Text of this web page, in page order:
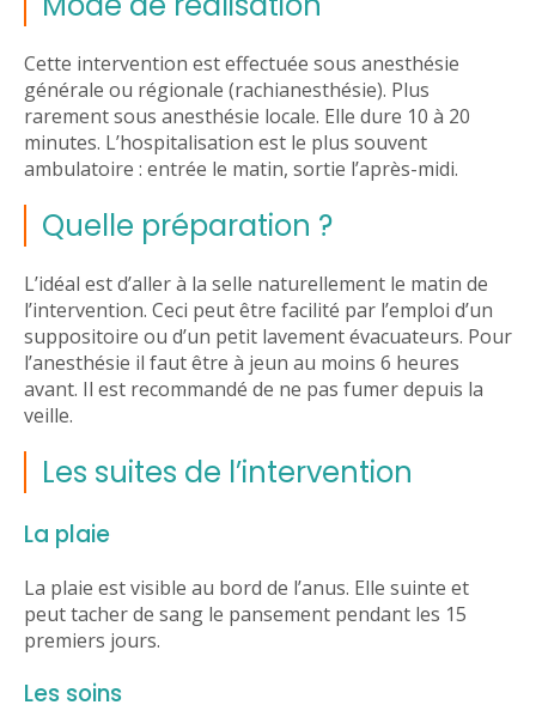
Cette intervention est effectuée sous anesthésie
générale ou régionale (rachianesthésie). Plus
rarement sous anesthésie locale. Elle dure 10 à 20
minutes. L’hospitalisation est le plus souvent
ambulatoire : entrée le matin, sortie l’après-midi.
Quelle préparation ?
L’idéal est d’aller à la selle naturellement le matin de
l’intervention. Ceci peut être facilité par l’emploi d’un
suppositoire ou d’un petit lavement évacuateurs. Pour
l’anesthésie il faut être à jeun au moins 6 heures
avant. Il est recommandé de ne pas fumer depuis la
veille.
Les suites de l’intervention
La plaie
La plaie est visible au bord de l’anus. Elle suinte et
peut tacher de sang le pansement pendant les 15
premiers jours.
Les soins